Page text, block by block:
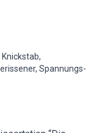
Spannungs-